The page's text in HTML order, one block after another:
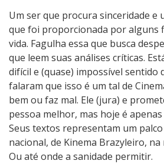
Um ser que procura sinceridade e
que foi proporcionada por alguns
vida. Fagulha essa que busca
que leem suas análises críticas.
difícil e (quase) impossível sentido
falaram que isso é um tal de
bem ou faz mal. Ele (jura) e
pessoa melhor, mas hoje é
Seus textos representam um
nacional, de Kinema Brazyleiro, na
Ou até onde a sanidade permitir.